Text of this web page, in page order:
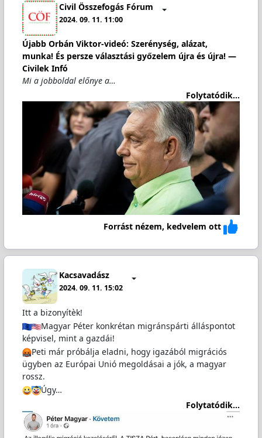
Civil Összefogás Fórum
2024. 09. 11. 11:00
Újabb Orbán Viktor-videó: Szerénység, alázat,
munka! És persze választási győzelem újra és újra! —
Civilek Infó
Mi a jobboldal előnye a…
Folytatódik...
Forrást nézem, kedvelem ott
Kacsavadász
2024. 09. 11. 15:02
Itt a bizonyítèk!
Magyar Péter konkrétan migránspárti álláspontot
képvisel, mint a gazdái!
Peti már próbálja eladni, hogy igazából migrációs
ügyben az Európai Unió megoldásai a jók, a magyar
rossz.
Úgy…
Folytatódik...